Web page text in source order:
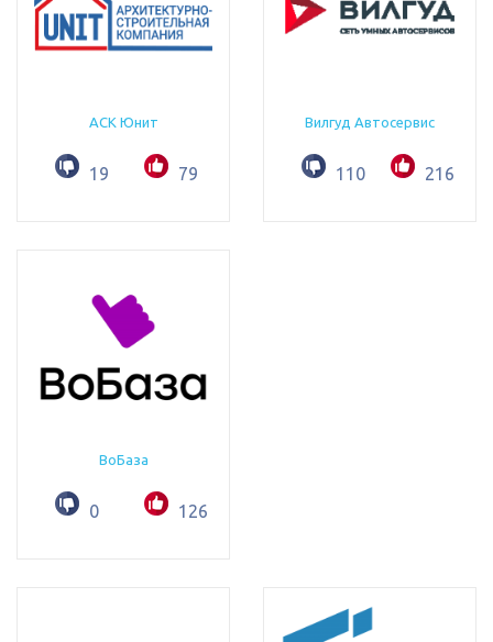
АСК Юнит
19 79
Вилгуд Автосервис
110 216
ВоБаза
0 126